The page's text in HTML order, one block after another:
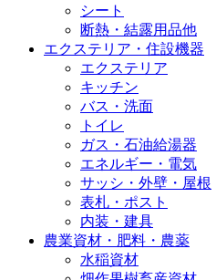
シート
断熱・結露用品他
エクステリア・住設機器
エクステリア
キッチン
バス・洗面
トイレ
ガス・石油給湯器
エネルギー・電気
サッシ・外壁・屋根
表札・ポスト
内装・建具
農業資材・肥料・農薬
水稲資材